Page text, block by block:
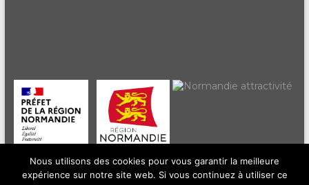
Nous utilisons des cookies pour vous garantir la meilleure
expérience sur notre site web. Si vous continuez à utiliser ce